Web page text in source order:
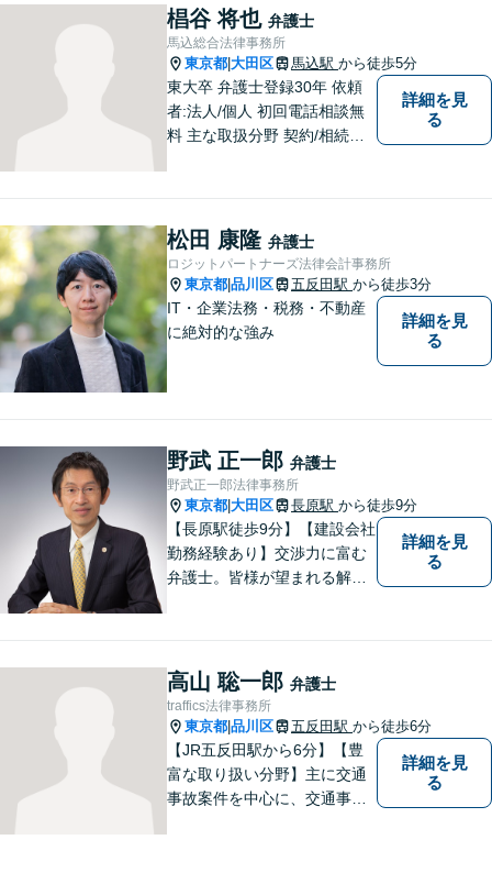
など何でもお気軽にご質問く
ださい。ご希望に沿った解決
に向け全力を尽くします。
椙谷 将也 弁護士
馬込総合法律事務所
東京都 大田区 馬込駅 から徒歩5分
東大卒 弁護士登録30年 依頼
者:法人/個人 初回電話相談無
料 主な取扱分野 契約/相続・
詳細を見
る
松田 康隆 弁護士
ロジットパートナーズ法律会計事務所
東京都 品川区 五反田駅 から徒歩3分
IT・企業法務・税務・不動産
に絶対的な強み
詳細を見
る
野武 正一郎 弁護士
野武正一郎法律事務所
東京都 大田区 長原駅 から徒歩9分
【長原駅徒歩9分】【建設会社
勤務経験あり】交渉力に富む
弁護士。皆様が望まれる解決
な方はお気軽にお声掛けくだ
さい。【電話・メール相談
可】
詳細を見
る
高山 聡一郎 弁護士
traffics法律事務所
東京都 品川区 五反田駅 から徒歩6分
【JR五反田駅から6分】【豊
富な取り扱い分野】主に交通
事故案件を中心に、交通事故
詳細を見
る